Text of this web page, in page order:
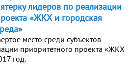
лидеров по реализации
«ЖКХ и городская
место среди субъектов
приоритетного проекта «ЖКХ
год.